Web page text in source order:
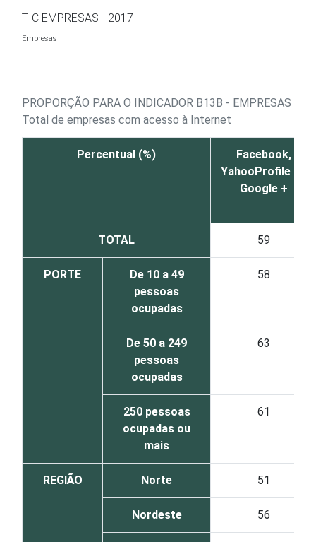
TIC EMPRESAS - 2017
Empresas
PROPORÇÃO PARA O INDICADOR B13B - EMPRESAS
Total de empresas com acesso à Internet
Percentual (%)
Facebook,
YahooProfile ou
Google +
TOTAL 59
PORTE
De 10 a 49
pessoas
ocupadas
58
De 50 a 249
pessoas
ocupadas
63
250 pessoas
ocupadas ou
mais
61
REGIÃO Norte 51
Nordeste 56